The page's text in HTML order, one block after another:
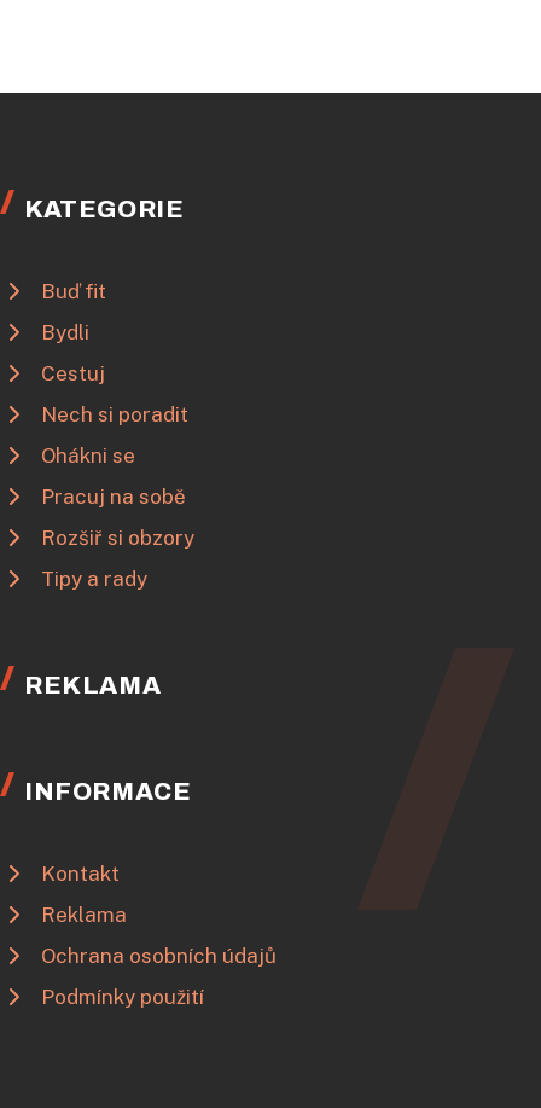
KATEGORIE
Buď fit
Bydli
Cestuj
Nech si poradit
Ohákni se
Pracuj na sobě
Rozšiř si obzory
Tipy a rady
REKLAMA
INFORMACE
Kontakt
Reklama
Ochrana osobních údajů
Podmínky použití